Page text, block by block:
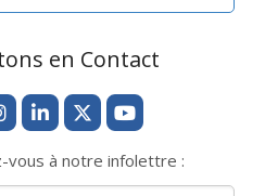
en Contact
vous à notre infolettre :